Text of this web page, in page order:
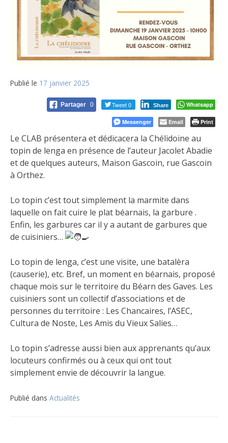
Publié le 17 janvier 2025
Partager 0 Tweet 0 Share Whatsapp
Messenger Email Print
Le CLAB présentera et dédicacera la Chélidoine au
topin de lenga en présence de l’auteur Jacolet Abadie
et de quelques auteurs, Maison Gascoin, rue Gascoin
à Orthez.
Lo topin c’est tout simplement la marmite dans
laquelle on fait cuire le plat béarnais, la garbure .
Enfin, les garbures car il y a autant de garbures que
de cuisiniers…
Lo topin de lenga, c’est une visite, une batalèra
(causerie), etc. Bref, un moment en béarnais, proposé
chaque mois sur le territoire du Béarn des Gaves. Les
cuisiniers sont un collectif d’associations et de
personnes du territoire : Les Chancaires, l’ASEC,
Cultura de Noste, Les Amis du Vieux Salies…
Lo topin s’adresse aussi bien aux apprenants qu’aux
locuteurs confirmés ou à ceux qui ont tout
simplement envie de découvrir la langue.
Publié dans Actualités